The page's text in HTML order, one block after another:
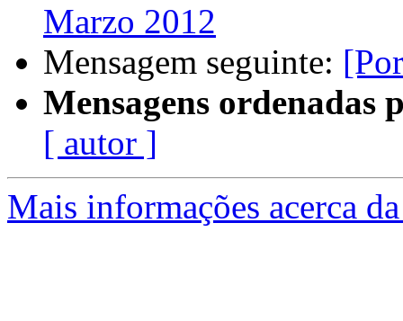
Marzo 2012
Mensagem seguinte:
Mensagens ordenadas
[ autor ]
Mais informações acerca